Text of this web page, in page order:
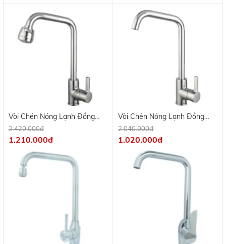
Vòi Chén Nóng Lạnh Đồng
Thau Mạ Crome KV 9702B
2.420.000đ
1.210.000đ
Vòi Chén Nóng Lạnh Đồng
Thau Mạ Crome KV 9702A
2.040.000đ
1.020.000đ